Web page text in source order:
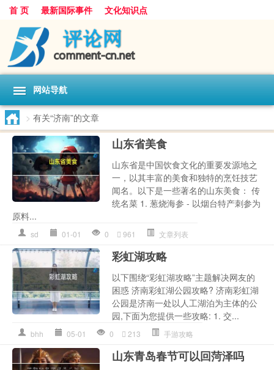
首 页 最新国际事件 文化知识点
网站导航
> 有关“济南”的文章
山东省美食
山东省是中国饮食文化的重要发源地之
一，以其丰富的美食和独特的烹饪技艺
闻名。以下是一些著名的山东美食： 传
统名菜 1. 葱烧海参 - 以烟台特产刺参为
原料...
sd 01-01 0 961 文章列表
彩虹湖攻略
以下围绕“彩虹湖攻略”主题解决网友的
困惑 济南彩虹湖公园攻略? 济南彩虹湖
公园是济南一处以人工湖泊为主体的公
园,下面为您提供一些攻略: 1. 交...
bhh 05-01 0 213 手游攻略
山东青岛春节可以回菏泽吗